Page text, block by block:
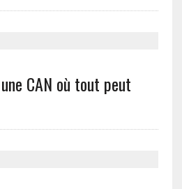
CAN où tout peut